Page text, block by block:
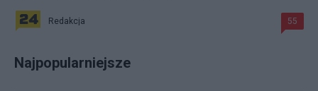
Redakcja 55
Najpopularniejsze